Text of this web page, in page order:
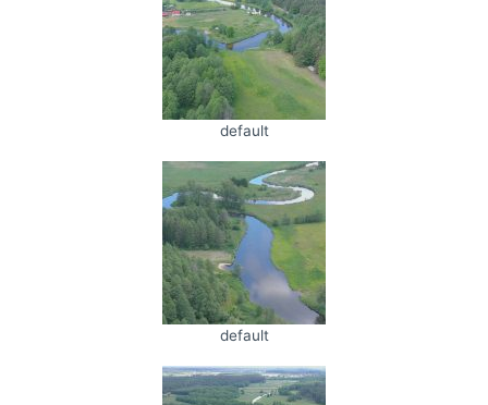
default
default